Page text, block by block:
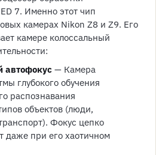
7. Именно этот чип
камерах Nikon Z8 и Z9. Его
камере колоссальный
автофокус — Камера
глубокого обучения
распознавания
объектов (люди,
Фокус цепко
даже при его хаотичном